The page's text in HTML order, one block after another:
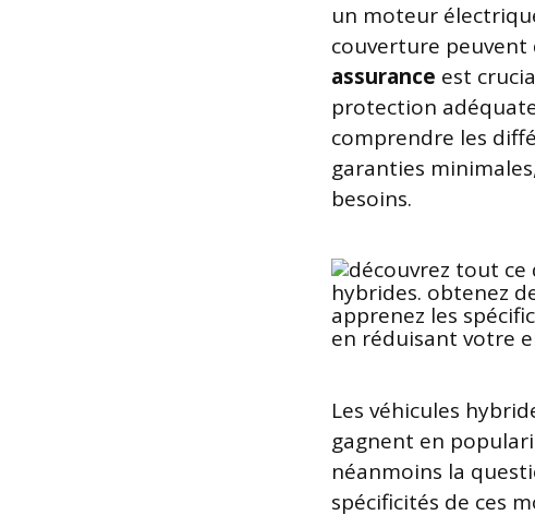
un moteur
couverture
assurance est
protection
comprendre les
garanties
besoins.
Les véhicules
gagnent en
néanmoins la
spécificités de ces